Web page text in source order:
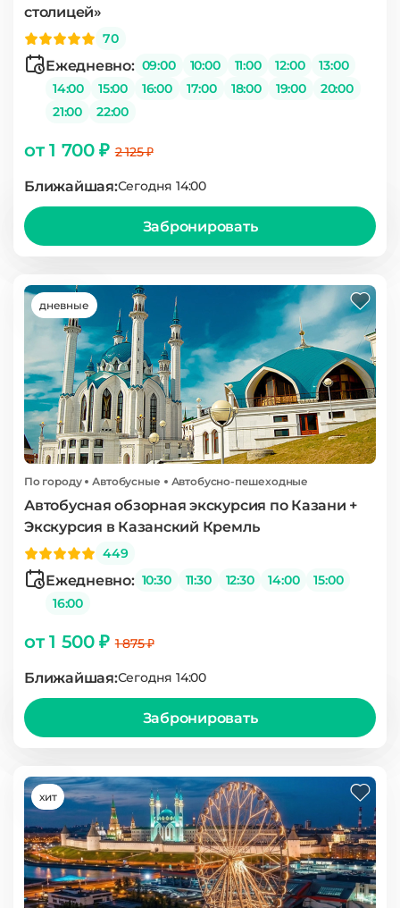
столицей»
70
Ежедневно: 09:00 10:00 11:00 12:00
13:00
14:00
15:00 16:00 17:00 18:00 19:00
20:00
21:00
22:00
от 1 700 ₽2 125 ₽
Ближайшая:Сегодня 14:00
Забронировать
дневные
По городу Автобусные Автобусно-пешеходные
Автобусная обзорная экскурсия по Казани +
Экскурсия в Казанский Кремль
449
Ежедневно: 10:30 11:30 12:30 14:00
15:00
16:00
от 1 500 ₽1 875 ₽
Ближайшая:Сегодня 14:00
Забронировать
хит